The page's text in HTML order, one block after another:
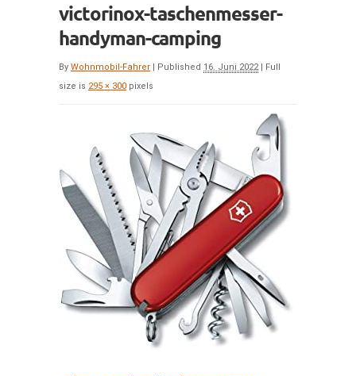
victorinox-taschenmesser-
handyman-camping
By Wohnmobil-Fahrer | Published 16. Juni 2022 | Full
size is 295 × 300 pixels